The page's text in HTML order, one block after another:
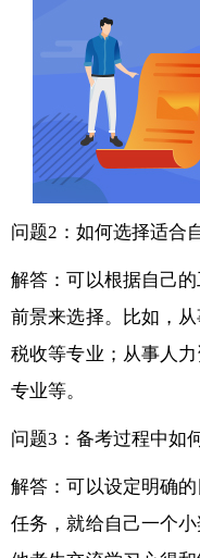
问题2：如何选择适合
解答：可以根据自己
前景来选择。比如，
税收等专业；从事人
专业等。
问题3：备考过程中如
解答：可以设定明确
任务，就给自己一个